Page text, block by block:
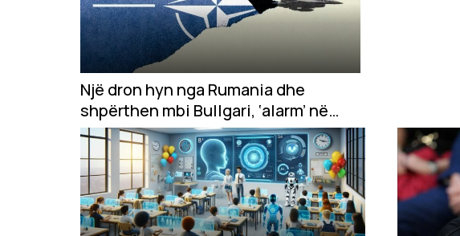
Një dron hyn nga Rumania dhe
shpërthen mbi Bullgari, ‘alarm’ në
krahun lindor të NATO-s